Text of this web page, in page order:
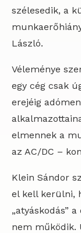
szélesedik, a
László.
Véleménye
egy cég csak
erejéig
elmennek a
az AC/DC –
Klein Sándor
el kell kerülni,
„atyáskodás”
nem működik.